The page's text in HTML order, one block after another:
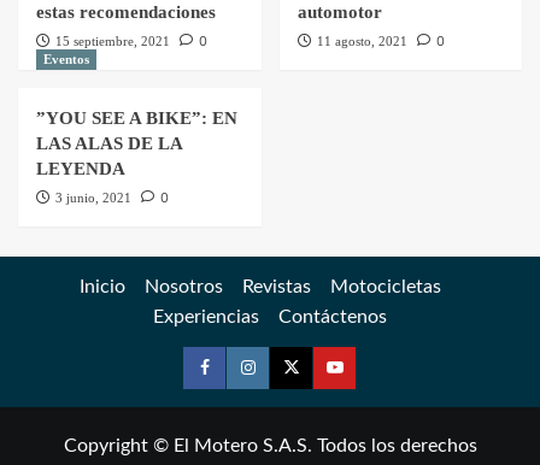
estas recomendaciones
15 septiembre, 2021 0
automotor
11 agosto, 2021 0
Eventos
”YOU SEE A BIKE”: EN
LAS ALAS DE LA
LEYENDA
3 junio, 2021 0
Inicio Nosotros Revistas
Motocicletas
Experiencias
Contáctenos
Copyright © El Motero S.A.S. Todos los derechos